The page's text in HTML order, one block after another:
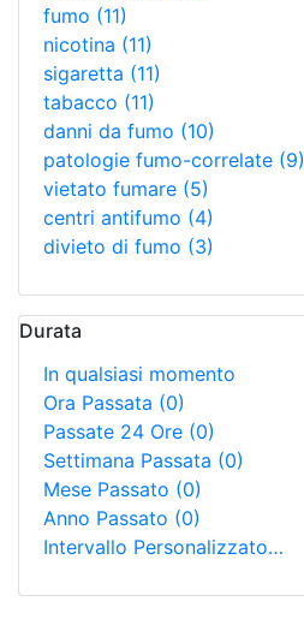
fumo (11)
nicotina (11)
sigaretta (11)
tabacco (11)
danni da fumo (10)
patologie fumo-correlate (9)
vietato fumare (5)
centri antifumo (4)
divieto di fumo (3)
Durata
In qualsiasi momento
Ora Passata (0)
Passate 24 Ore (0)
Settimana Passata (0)
Mese Passato (0)
Anno Passato (0)
Intervallo Personalizzato…